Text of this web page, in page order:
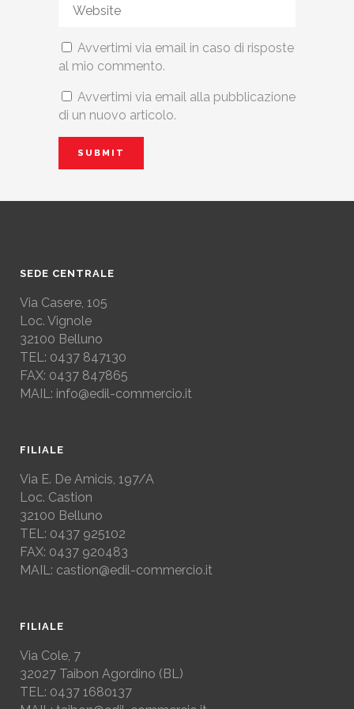
Avvertimi via email in caso di risposte
al mio commento.
Avvertimi via email alla pubblicazione
di un nuovo articolo.
SEDE CENTRALE
Via Casere, 105
Loc. Vignole
32100 Belluno
TEL: 0437 847130
FAX: 0437 847865
MAIL: info@edil-commercio.it
FILIALE
Via E. De Amicis, 197/A
Loc. Castion
32100 Belluno
TEL: 0437 925102
FAX: 0437 920483
MAIL: castion@edil-commercio.it
FILIALE
Via Cole, 7
32027 Taibon Agordino (BL)
TEL: 0437 1680137